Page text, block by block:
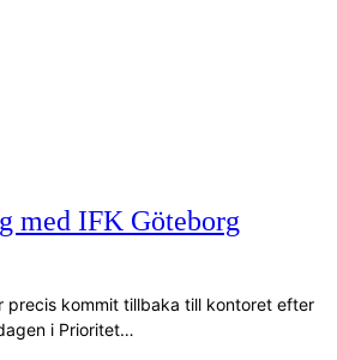
med IFK Göteborg
precis kommit tillbaka till kontoret efter
i Prioritet…